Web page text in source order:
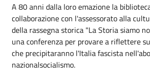
A 80 anni dalla loro emazione la
collaborazione con l'assessorato alla
della rassegna storica "La Storia siamo
una conferenza per provare a riflettere
che precipitaranno l'Italia fascista
nazionalsocialismo.